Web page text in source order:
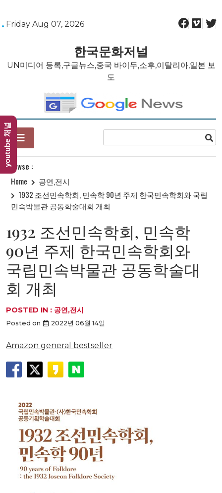
Skip
to
Friday Aug 07, 2026
한국문화저널
UN미디어 등록,구글뉴스,중국 바이두,소후,이탈리아,일본 보
도
Browse :
Home
공연,전시
1932 조선민속학회, 민속학 90년 주제 한국민속학회와 국립
민속박물관 공동학술대회 개최
1932 조선민속학회, 민속학
90년 주제 한국민속학회와
국립민속박물관 공동학술대
회 개최
POSTED IN : 공연,전시
Posted on 2022년 06월 14일
Amazon general bestseller
youtube 채널